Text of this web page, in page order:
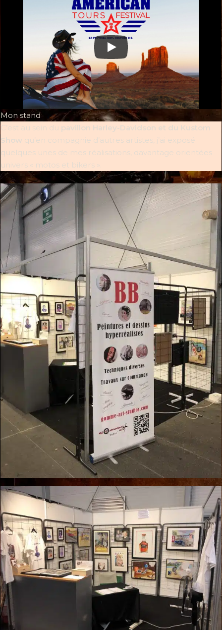
Mon stand
C’est au sein du pavillon Harley-Davidson et du Kustom
Show qu’en compagnie d’autres artistes, j’ai exposé
quelques unes de mes réalisations, davantage orientées
univers « motos et bikers ».